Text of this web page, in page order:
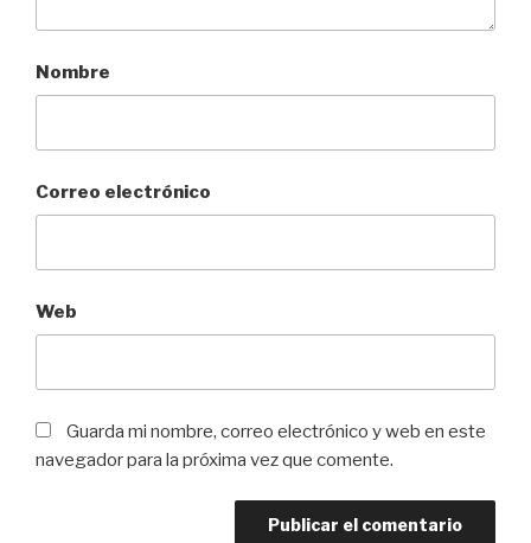
Nombre
Correo electrónico
Web
Guarda mi nombre, correo electrónico y web en este
navegador para la próxima vez que comente.